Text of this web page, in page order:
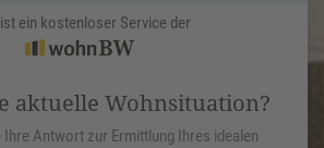
ein kostenloser Service der
aktuelle Wohnsituation?
Ihre Antwort zur Ermittlung Ihres idealen